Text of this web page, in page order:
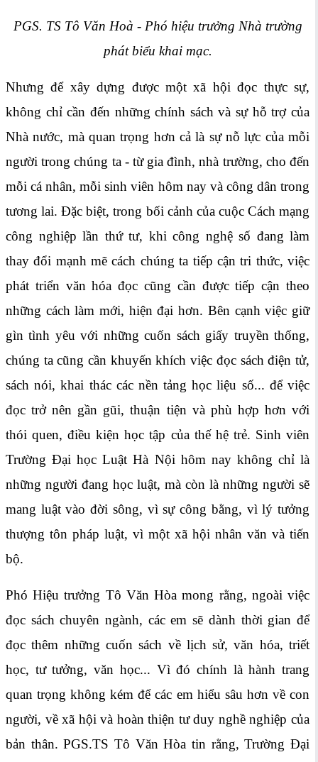
PGS. TS Tô Văn Hoà - Phó hiệu trưởng Nhà trường
phát biểu khai mạc.
Nhưng để xây dựng được một xã hội đọc thực sự,
không chỉ cần đến những chính sách và sự hỗ trợ của
Nhà nước, mà quan trọng hơn cả là sự nỗ lực của mỗi
người trong chúng ta - từ gia đình, nhà trường, cho đến
mỗi cá nhân, mỗi sinh viên hôm nay và công dân trong
tương lai. Đặc biệt, trong bối cảnh của cuộc Cách mạng
công nghiệp lần thứ tư, khi công nghệ số đang làm
thay đổi mạnh mẽ cách chúng ta tiếp cận tri thức, việc
phát triển văn hóa đọc cũng cần được tiếp cận theo
những cách làm mới, hiện đại hơn. Bên cạnh việc giữ
gìn tình yêu với những cuốn sách giấy truyền thống,
chúng ta cũng cần khuyến khích việc đọc sách điện tử,
sách nói, khai thác các nền tảng học liệu số... để việc
đọc trở nên gần gũi, thuận tiện và phù hợp hơn với
thói quen, điều kiện học tập của thế hệ trẻ. Sinh viên
Trường Đại học Luật Hà Nội hôm nay không chỉ là
những người đang học luật, mà còn là những người sẽ
mang luật vào đời sông, vì sự công bằng, vì lý tưởng
thượng tôn pháp luật, vì một xã hội nhân văn và tiến
bộ.
Phó Hiệu trưởng Tô Văn Hòa mong rằng, ngoài việc
đọc sách chuyên ngành, các em sẽ dành thời gian để
đọc thêm những cuốn sách về lịch sử, văn hóa, triết
học, tư tưởng, văn học... Vì đó chính là hành trang
quan trọng không kém để các em hiểu sâu hơn về con
người, về xã hội và hoàn thiện tư duy nghề nghiệp của
bản thân. PGS.TS Tô Văn Hòa tin rằng, Trường Đại